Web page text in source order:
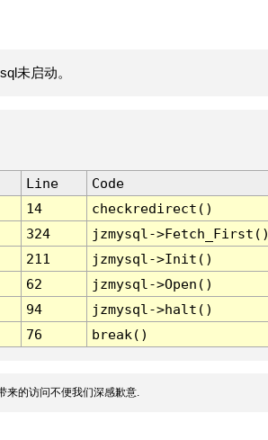
未启动。
Line
Code
14
checkredirect()
324
jzmysql-
211
jzmysql->Init()
62
jzmysql->Open()
94
jzmysql->halt()
76 break()
来的访问不便我们深感歉意.